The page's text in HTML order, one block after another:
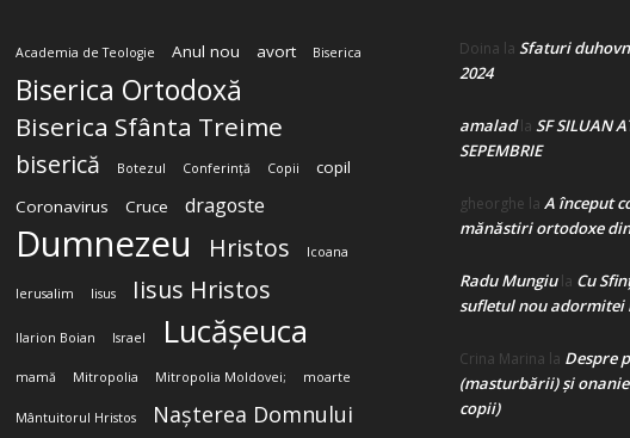
Academia de Teologie Anul nou avort Biserica
Biserica Ortodoxă
Biserica Sfânta Treime
biserică Botezul Conferință Copii
copil
Coronavirus
Cruce dragoste
Dumnezeu Hristos Icoana
Ierusalim Iisus Iisus Hristos
Ilarion Boian Israel Lucășeuca
mamă Mitropolia Mitropolia Moldovei; moarte
Mântuitorul Hristos Nașterea Domnului
Doina la Sfaturi
2024
amaladla SF SILUAN
SEPEMBRIE
gheorghe la A început
mănăstiri ortodoxe
Radu Mungiula Cu
sufletul nou adormitei
Crina Marina la Despre
(masturbării) şi
copii)